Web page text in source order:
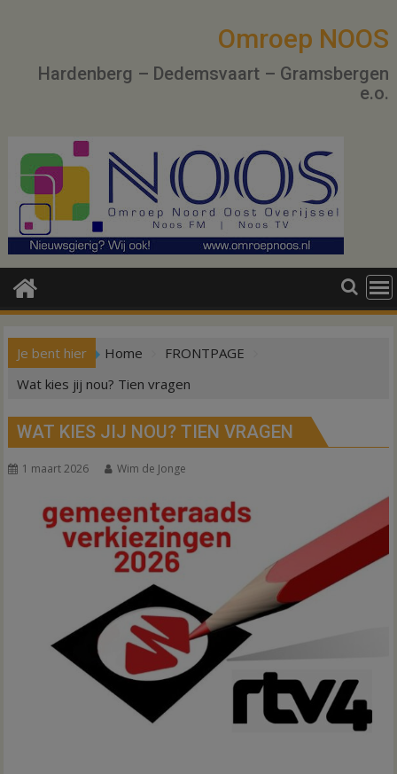
Omroep NOOS
Hardenberg – Dedemsvaart – Gramsbergen
e.o.
Je bent hier Home
FRONTPAGE
Wat kies jij nou? Tien vragen
WAT KIES JIJ NOU? TIEN VRAGEN
1 maart 2026 Wim de Jonge